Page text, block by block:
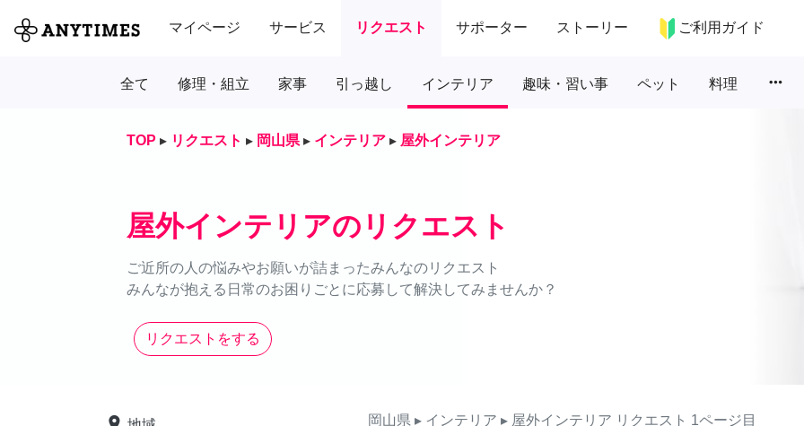
マイページ サービス リクエスト サポーター ストーリー ご利用ガイド
全て 修理・組立 家事 引っ越し インテリア 趣味・習い事 ペット 料理 more_horiz
TOP ▸ リクエスト ▸ 岡山県 ▸ インテリア ▸ 屋外インテリア
屋外インテリアのリクエスト
ご近所の人の悩みやお願いが詰まったみんなのリクエスト
みんなが抱える日常のお困りごとに応募して解決してみませんか？
リクエストをする
岡山県 ▸ インテリア ▸ 屋外インテリア リクエスト 1ページ目